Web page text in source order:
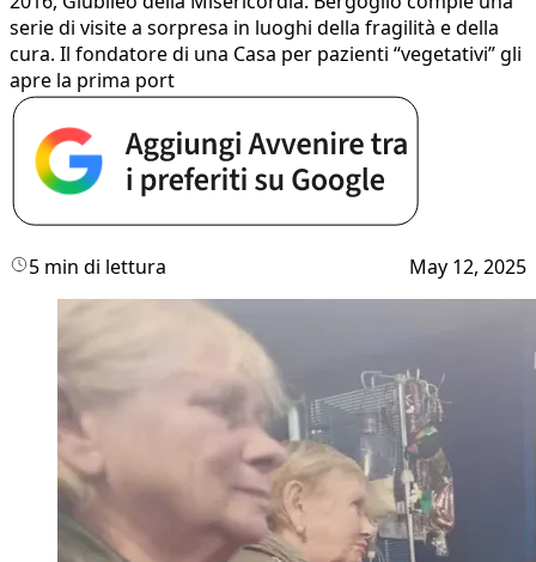
serie di visite a sorpresa in luoghi della fragilità e della
cura. Il fondatore di una Casa per pazienti “vegetativi” gli
apre la prima port
5 min di lettura May 12, 2025